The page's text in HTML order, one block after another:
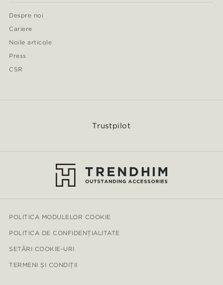
Despre noi
Cariere
Noile articole
Press
CSR
Trustpilot
POLITICA MODULELOR COOKIE
POLITICA DE CONFIDENȚIALITATE
SETĂRI COOKIE-URI
TERMENI ȘI CONDIȚII